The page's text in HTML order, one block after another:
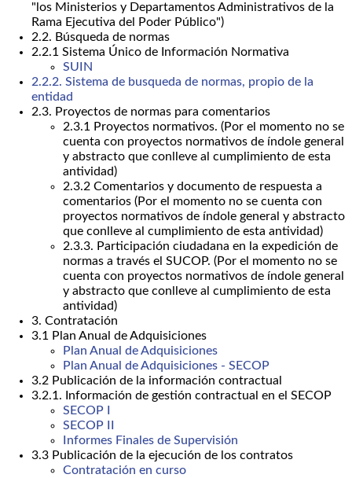
"los Ministerios y Departamentos Administrativos de la
Rama Ejecutiva del Poder Público")
2.2. Búsqueda de normas
2.2.1 Sistema Único de Información Normativa
SUIN
2.2.2. Sistema de busqueda de normas, propio de la
entidad
2.3. Proyectos de normas para comentarios
2.3.1 Proyectos normativos. (Por el momento no se
cuenta con proyectos normativos de índole general
y abstracto que conlleve al cumplimiento de esta
antividad)
2.3.2 Comentarios y documento de respuesta a
comentarios (Por el momento no se cuenta con
proyectos normativos de índole general y abstracto
que conlleve al cumplimiento de esta antividad)
2.3.3. Participación ciudadana en la expedición de
normas a través el SUCOP. (Por el momento no se
cuenta con proyectos normativos de índole general
y abstracto que conlleve al cumplimiento de esta
antividad)
3. Contratación
3.1 Plan Anual de Adquisiciones
Plan Anual de Adquisiciones
Plan Anual de Adquisiciones - SECOP
3.2 Publicación de la información contractual
3.2.1. Información de gestión contractual en el SECOP
SECOP I
SECOP II
Informes Finales de Supervisión
3.3 Publicación de la ejecución de los contratos
Contratación en curso